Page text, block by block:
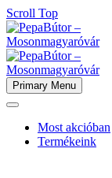
Scroll Top
Primary Menu
Most akcióban
Termékeink